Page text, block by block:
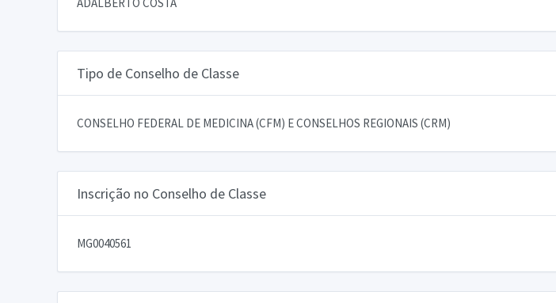
Tipo de Conselho de Classe
CONSELHO FEDERAL DE MEDICINA (CFM) E CONSELHOS REGIONAIS (CRM)
Inscrição no Conselho de Classe
MG0040561